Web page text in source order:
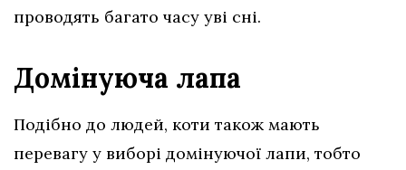
проводять багато часу уві сні.
Домінуюча лапа
Подібно до людей, коти також мають
перевагу у виборі домінуючої лапи, тобто